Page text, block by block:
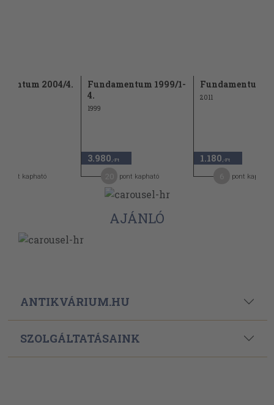
2004/4.
pont kapható
Fundamentum 1999/1-
4.
1999
3.980 ,-Ft
pont kapható
Fundamentum
2011
1.180 ,-Ft
pont kapható
AJÁNLÓ
ANTIKVÁRIUM.HU
SZOLGÁLTATÁSAINK